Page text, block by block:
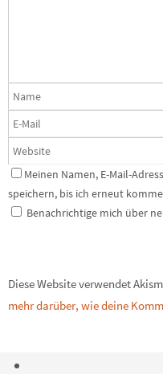
Meinen Namen, E-Mail-
speichern, bis ich erneut
Benachrichtige mich über
Diese Website verwendet
mehr darüber, wie deine